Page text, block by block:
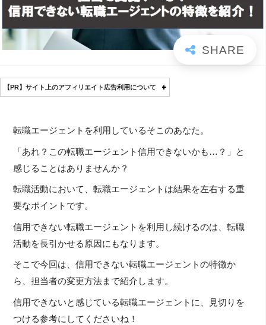
【PR】サイト上のアフィリエイト広告利用について
転職エージェントを利用しているそこのあなた。
「あれ？この転職エージェント信用できないかも…？」と
感じることはありませんか？
転職活動において、転職エージェントは結果を左右する重
要なポイントです。
信用できない転職エージェントを利用し続けるのは、転職
活動を長引かせる原因にもなります。
そこで今回は、信用できない転職エージェントの特徴か
ら、担当者の変更方法まで紹介します。
信用できないと感じている転職エージェントに、見切りを
つける参考にしてくださいね！